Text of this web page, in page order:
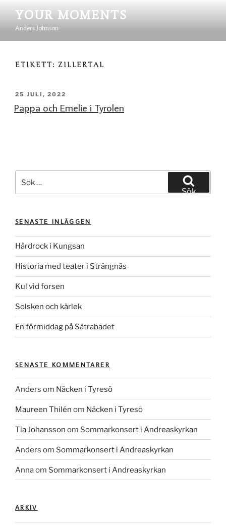
innehåll
YOUR MOMENTS
Anders Johnson
ETIKETT: ZILLERTAL
PUBLICERAT
25 JULI, 2022
Pappa och Emelie i Tyrolen
efter:
Sök
SENASTE INLÄGGEN
Hårdrock i Kungsan
Historia med teater i Strängnäs
Kul vid forsen
Solsken och kärlek
En förmiddag på Sätrabadet
SENASTE KOMMENTARER
Anders om Näcken i Tyresö
Maureen Thilén om Näcken i Tyresö
Tia Johansson om Sommarkonsert i Andreaskyrkan
Anders om Sommarkonsert i Andreaskyrkan
Annaom Sommarkonsert i Andreaskyrkan
ARKIV